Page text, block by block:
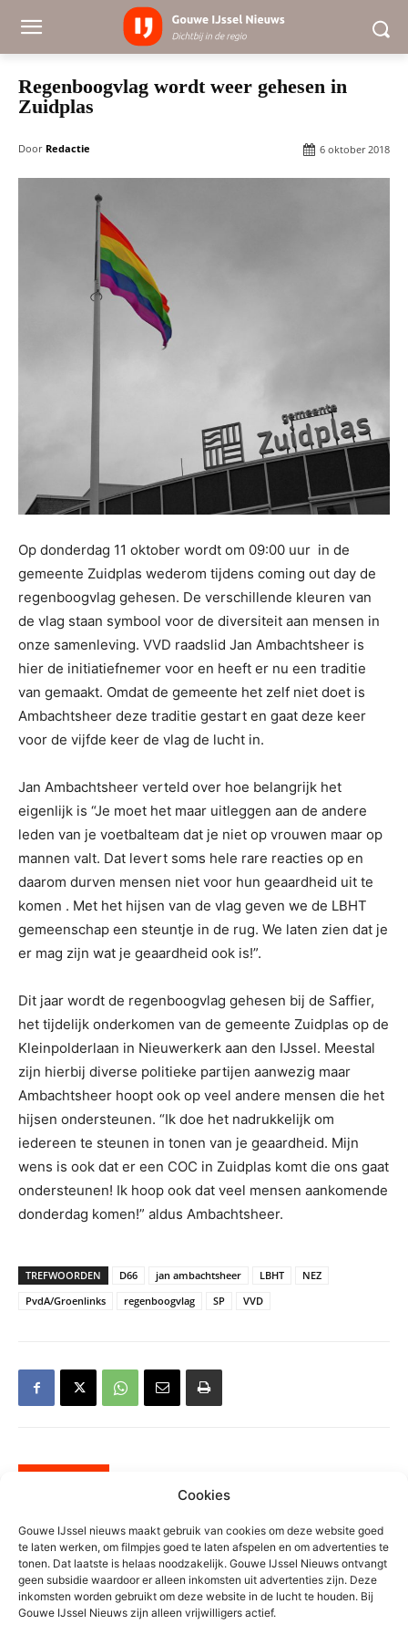
Cookies
Gouwe IJssel nieuws maakt gebruik van cookies om deze website goed
te laten werken, om filmpjes goed te laten afspelen en om advertenties te
tonen. Dat laatste is helaas noodzakelijk. Gouwe IJssel Nieuws ontvangt
geen subsidie waardoor er alleen inkomsten uit advertenties zijn. Deze
inkomsten worden gebruikt om deze website in de lucht te houden. Bij
Gouwe IJssel Nieuws zijn alleen vrijwilligers actief.
Regenboogvlag wordt weer gehesen in
Zuidplas
Door Redactie 6 oktober 2018
Op donderdag 11 oktober wordt om 09:00 uur in de
gemeente Zuidplas wederom tijdens coming out day de
regenboogvlag gehesen. De verschillende kleuren van
de vlag staan symbool voor de diversiteit aan mensen in
onze samenleving. VVD raadslid Jan Ambachtsheer is
hier de initiatiefnemer voor en heeft er nu een traditie
van gemaakt. Omdat de gemeente het zelf niet doet is
Ambachtsheer deze traditie gestart en gaat deze keer
voor de vijfde keer de vlag de lucht in.
Jan Ambachtsheer verteld over hoe belangrijk het
eigenlijk is “Je moet het maar uitleggen aan de andere
leden van je voetbalteam dat je niet op vrouwen maar op
mannen valt. Dat levert soms hele rare reacties op en
daarom durven mensen niet voor hun geaardheid uit te
komen . Met het hijsen van de vlag geven we de LBHT
gemeenschap een steuntje in de rug. We laten zien dat je
er mag zijn wat je geaardheid ook is!”.
Dit jaar wordt de regenboogvlag gehesen bij de Saffier,
het tijdelijk onderkomen van de gemeente Zuidplas op de
Kleinpolderlaan in Nieuwerkerk aan den IJssel. Meestal
zijn hierbij diverse politieke partijen aanwezig maar
Ambachtsheer hoopt ook op veel andere mensen die het
hijsen ondersteunen. “Ik doe het nadrukkelijk om
iedereen te steunen in tonen van je geaardheid. Mijn
wens is ook dat er een COC in Zuidplas komt die ons gaat
ondersteunen! Ik hoop ook dat veel mensen aankomende
donderdag komen!” aldus Ambachtsheer.
TREFWOORDEN D66 jan ambachtsheer LBHT
NEZ
PvdA/Groenlinks
regenboogvlag SP VVD
Politiek
D66 Zuidplas kiest nieuwe
lijsttrekker: een frisse blik en
nieuwe energie
D66 en VVD willen impuls geven